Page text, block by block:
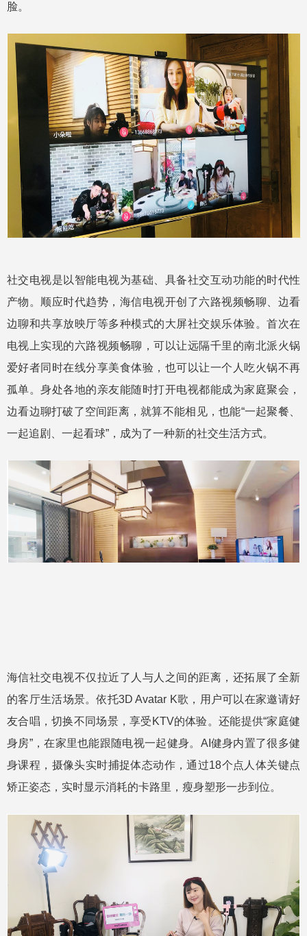
脸。
社交电视是以智能电视为基础、具备社交互动功能的时代性
产物。顺应时代趋势，海信电视开创了六路视频畅聊、边看
边聊和共享放映厅等多种模式的大屏社交娱乐体验。首次在
电视上实现的六路视频畅聊，可以让远隔千里的南北派火锅
爱好者同时在线分享美食体验，也可以让一个人吃火锅不再
孤单。身处各地的亲友能随时打开电视都能成为家庭聚会，
边看边聊打破了空间距离，就算不能相见，也能“一起聚餐、
一起追剧、一起看球”，成为了一种新的社交生活方式。
海信社交电视不仅拉近了人与人之间的距离，还拓展了全新
的客厅生活场景。依托3D Avatar K歌，用户可以在家邀请好
友合唱，切换不同场景，享受KTV的体验。还能提供“家庭健
身房”，在家里也能跟随电视一起健身。AI健身内置了很多健
身课程，摄像头实时捕捉体态动作，通过18个点人体关键点
矫正姿态，实时显示消耗的卡路里，瘦身塑形一步到位。